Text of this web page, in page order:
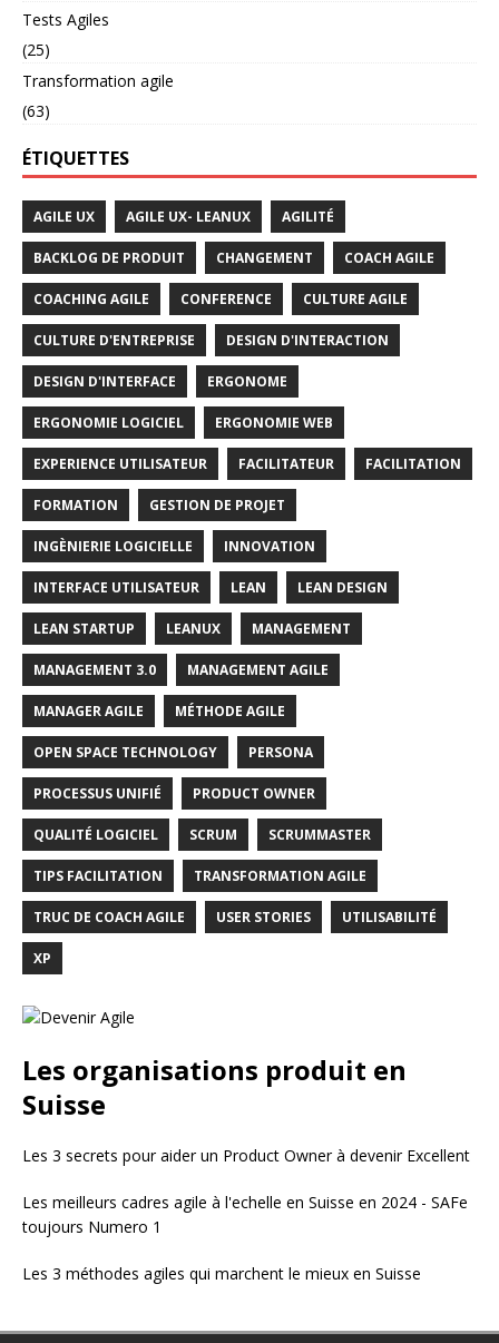
Tests Agiles
(25)
Transformation agile
(63)
ÉTIQUETTES
AGILE UX AGILE UX- LEANUX AGILITÉ
BACKLOG DE PRODUIT CHANGEMENT COACH AGILE
COACHING AGILE CONFERENCE CULTURE AGILE
CULTURE D'ENTREPRISE DESIGN D'INTERACTION
DESIGN D'INTERFACE ERGONOME
ERGONOMIE LOGICIEL ERGONOMIE WEB
EXPERIENCE UTILISATEUR FACILITATEUR FACILITATION
FORMATION GESTION DE PROJET
INGÈNIERIE LOGICIELLE INNOVATION
INTERFACE UTILISATEUR LEAN LEAN DESIGN
LEAN STARTUP LEANUX MANAGEMENT
MANAGEMENT 3.0 MANAGEMENT AGILE
MANAGER AGILE MÉTHODE AGILE
OPEN SPACE TECHNOLOGY PERSONA
PROCESSUS UNIFIÉ PRODUCT OWNER
QUALITÉ LOGICIEL SCRUM SCRUMMASTER
TIPS FACILITATION TRANSFORMATION AGILE
TRUC DE COACH AGILE USER STORIES UTILISABILITÉ
XP
Les organisations produit en
Suisse
Les 3 secrets pour aider un Product Owner à devenir Excellent
Les meilleurs cadres agile à l'echelle en Suisse en 2024 - SAFe
toujours Numero 1
Les 3 méthodes agiles qui marchent le mieux en Suisse